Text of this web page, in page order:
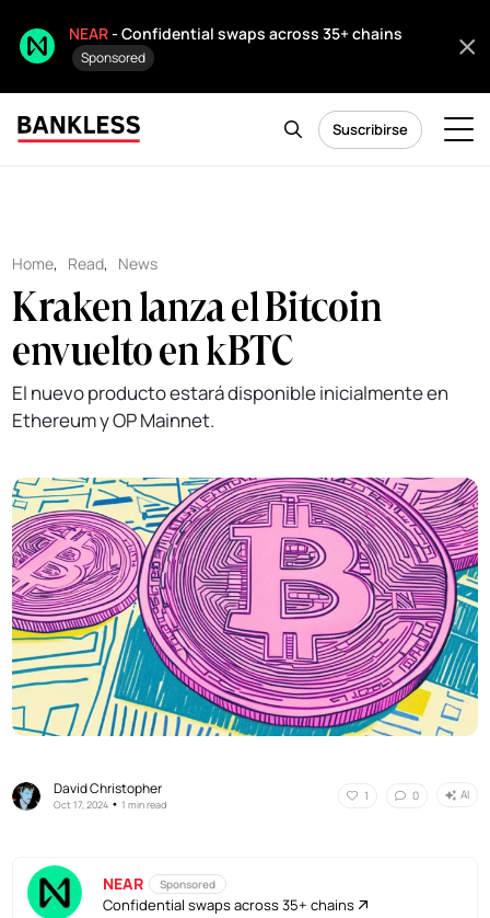
NEAR- Confidential swaps across 35+ chains
Sponsored
Suscribirse
Home, Read, News
Kraken lanza el Bitcoin
envuelto en kBTC
El nuevo producto estará disponible inicialmente en
Ethereum y OP Mainnet.
David Christopher
Oct 17, 2024 •1 min read
1 0 AI
NEAR Sponsored
Confidential swaps across 35+ chains